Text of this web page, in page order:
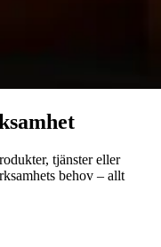
tjänster eller
behov – allt